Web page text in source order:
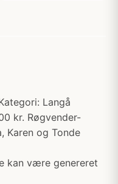
Langå
kr. Røgvender-
Karen og Tonde
kan være genereret